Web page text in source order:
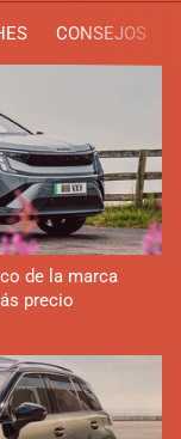
CONSEJOS
de la marca
precio